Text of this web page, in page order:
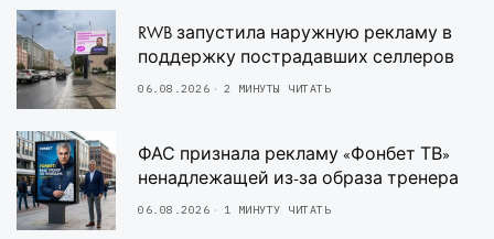
RWB запустила наружную рекламу в
поддержку пострадавших селлеров
06.08.2026 2 МИНУТЫ ЧИТАТЬ
ФАС признала рекламу «Фонбет ТВ»
ненадлежащей из-за образа тренера
06.08.2026 1 МИНУТУ ЧИТАТЬ